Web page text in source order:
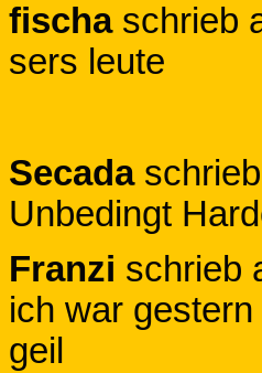
fischaschrieb
sers leute
Secada
Unbedingt
Franzi schrieb
ich war
geil